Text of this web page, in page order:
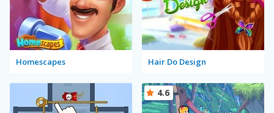
Homescapes Hair Do Design
4.6